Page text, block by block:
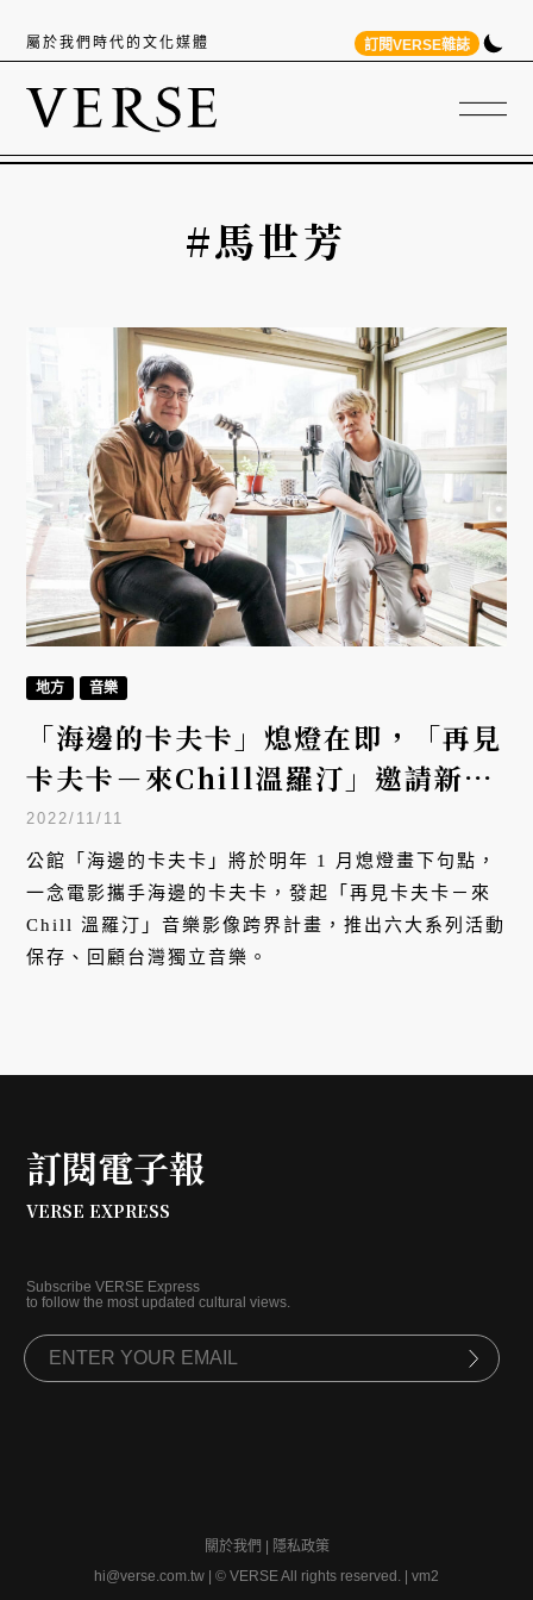
屬於我們時代的文化媒體 訂閱VERSE雜誌
#馬世芳
地方 音樂
「海邊的卡夫卡」熄燈在即，「再見
卡夫卡－來Chill溫羅汀」邀請新舊
文青回顧獨立音樂傳奇場域
2022/11/11
公館「海邊的卡夫卡」將於明年 1 月熄燈畫下句點，
一念電影攜手海邊的卡夫卡，發起「再見卡夫卡－來
Chill 溫羅汀」音樂影像跨界計畫，推出六大系列活動
保存、回顧台灣獨立音樂。
訂閱電子報
VERSE EXPRESS
Subscribe VERSE Express
to follow the most updated cultural views.
關於我們
隱私政策
hi@verse.com.tw
© VERSE All rights reserved. | vm2